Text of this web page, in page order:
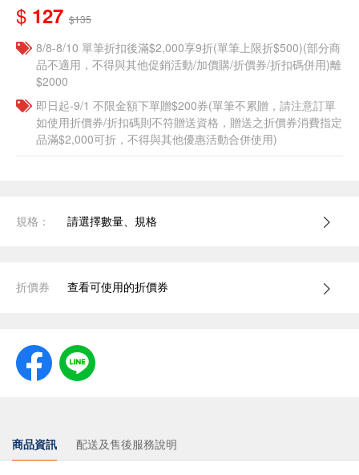
$ 127 $135
8/8-8/10 單筆折扣後滿$2,000享9折(單筆上限折$500)(部分商
品不適用，不得與其他促銷活動/加價購/折價券/折扣碼併用)離
$2000
即日起-9/1 不限金額下單贈$200券(單筆不累贈，請注意訂單
如使用折價券/折扣碼則不符贈送資格，贈送之折價券消費指定
品滿$2,000可折，不得與其他優惠活動合併使用)
規格： 請選擇數量、規格
折價券 查看可使用的折價券
商品資訊 配送及售後服務說明